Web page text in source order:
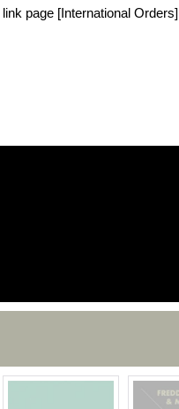
page [International Orders]